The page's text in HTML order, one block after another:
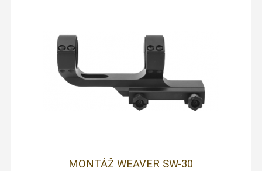
MONTÁŽ WEAVER SW-30